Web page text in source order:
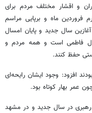
و اقشار مختلف مردم برای
ماه و برپایی مراسم
سال جدید و پایان امسال
فاطمی است و همه مردم و
حفظ کنند.
افزود: وجود ایشان رایحه‌ای
بهار کوتاه بود.
رهبری در سال جدید و در مشهد